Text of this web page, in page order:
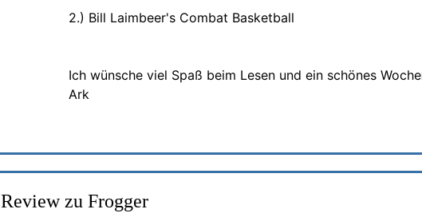
2.) Bill Laimbeer's Combat Basketball
Ich wünsche viel Spaß beim Lesen und ein schönes
Ark
Review zu Frogger